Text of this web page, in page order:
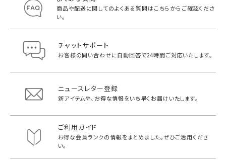
商品や配送に関してのよくある質問はこちらからご確認くださ
い。
チャットサポート
お客様の問い合わせに自動回答で24時間ご対応いたします。
ニュースレター登録
新アイテムや、お得な情報をいち早く お届けいたします。
ご利用ガイド
お得な会員ランクの情報をまとめました。ぜひご活用くださ
い。